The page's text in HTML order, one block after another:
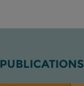
PUBLICATIONS